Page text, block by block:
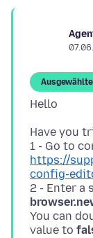
Have you
1 - Go to
https://
config-
2 - Enter a
You can
value to